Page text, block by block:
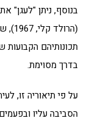
בנוסף, ניתן "לעגן"
תכונותיהם
בדרך מסוימת.
על פי תיאוריה זו,
הסביבה עליו